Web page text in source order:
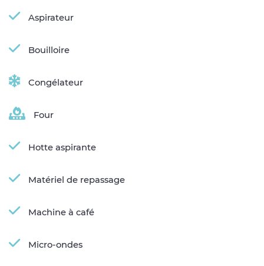
Aspirateur
Bouilloire
Congélateur
Four
Hotte aspirante
Matériel de repassage
Machine à café
Micro-ondes